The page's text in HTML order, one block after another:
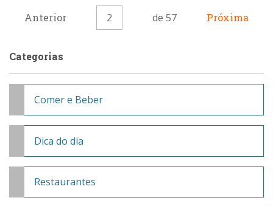
Anterior 2 de 57 Próxima
Categorias
Comer e Beber
Dica do dia
Restaurantes